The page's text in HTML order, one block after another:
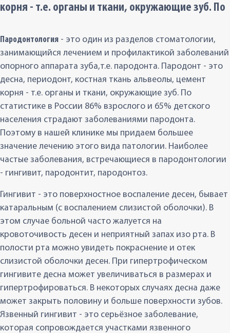
корня - т.е. органы и ткани, окружающие зуб. По
Пародонтология - это один из разделов стоматологии,
занимающийся лечением и профилактикой заболеваний
опорного аппарата зуба,т.е. пародонта. Пародонт - это
десна, периодонт, костная ткань альвеолы, цемент
корня - т.е. органы и ткани, окружающие зуб. По
статистике в России 86% взрослого и 65% детского
населения страдают заболеваниями пародонта.
Поэтому в нашей клинике мы придаем большее
значение лечению этого вида патологии. Наиболее
частые заболевания, встречающиеся в пародонтологии
- гингивит, пародонтит, пародонтоз.
Гингивит - это поверхностное воспаление десен, бывает
катаральным (с воспалением слизистой оболочки). В
этом случае больной часто жалуется на
кровоточивость десен и неприятный запах изо рта. В
полости рта можно увидеть покраснение и отек
слизистой оболочки десен. При гипертрофическом
гингивите десна может увеличиваться в размерах и
гипертрофироваться. В некоторых случаях десна даже
может закрыть половину и больше поверхности зубов.
Язвенный гингивит - это серьёзное заболевание,
которая сопровождается участками язвенного